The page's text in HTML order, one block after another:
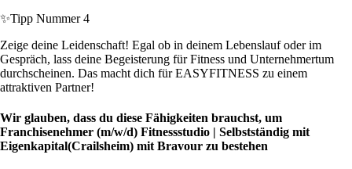
✨Tipp Nummer 4
Zeige deine Leidenschaft! Egal ob in deinem Lebenslauf oder im
Gespräch, lass deine Begeisterung für Fitness und Unternehmertum
durchscheinen. Das macht dich für EASYFITNESS zu einem
attraktiven Partner!
Wir glauben, dass du diese Fähigkeiten brauchst, um
Franchisenehmer (m/w/d) Fitnessstudio | Selbstständig mit
Eigenkapital(Crailsheim) mit Bravour zu bestehen